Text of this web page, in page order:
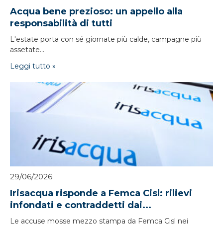
Acqua bene prezioso: un appello alla
responsabilità di tutti
L'estate porta con sé giornate più calde, campagne più
assetate...
Leggi tutto »
29/06/2026
Irisacqua risponde a Femca Cisl: rilievi
infondati e contraddetti dai...
Le accuse mosse mezzo stampa da Femca Cisl nei